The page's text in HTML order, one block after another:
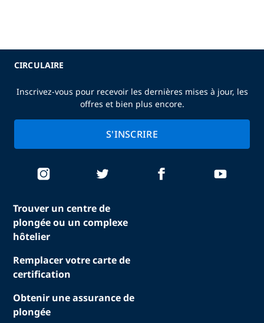
Trouver un centre de
plongée ou un complexe
hôtelier
Remplacer votre carte de
certification
Obtenir une assurance de
plongée
CIRCULAIRE
Inscrivez-vous pour recevoir les dernières mises à jour, les
offres et bien plus encore.
S'INSCRIRE